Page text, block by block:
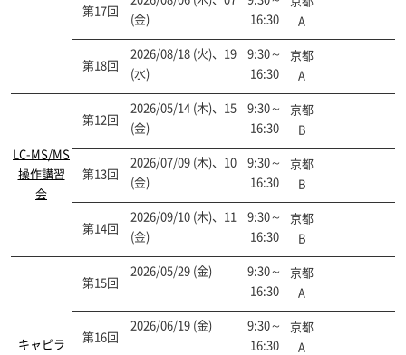
第17回
(金)
16:30
A
第18回
2026/08/18 (火)、19
(水)
9:30～
16:30
京都
A
LC-MS/MS
操作講習
会
第12回
2026/05/14 (木)、15
(金)
9:30～
16:30
京都
B
第13回
2026/07/09 (木)、10
(金)
9:30～
16:30
京都
B
第14回
2026/09/10 (木)、11
(金)
9:30～
16:30
京都
B
キャピラ
第15回
2026/05/29 (金)
9:30～
16:30
京都
A
第16回
2026/06/19 (金)
9:30～
16:30
京都
A